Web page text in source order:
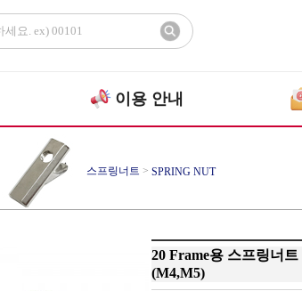
이용 안내
스프링너트 > SPRING NUT
20 Frame용 스프링너트
(M4,M5)